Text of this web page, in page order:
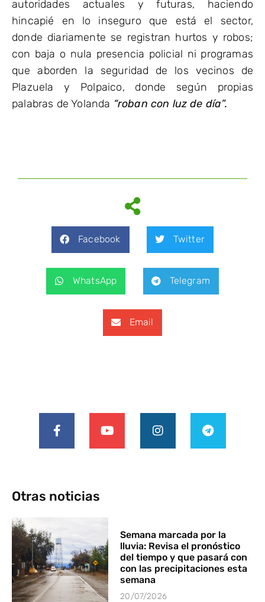
autoridades actuales y futuras, haciendo
hincapié en lo inseguro que está el sector,
donde diariamente se registran hurtos y robos;
con baja o nula presencia policial ni programas
que aborden la seguridad de los vecinos de
Plazuela y Polpaico, donde según propias
palabras de Yolanda “roban con luz de día”.
Facebook Twitter
WhatsApp Telegram
Email
Otras noticias
Semana marcada por la
lluvia: Revisa el pronóstico
del tiempo y que pasará con
con las precipitaciones esta
semana
20/07/2026